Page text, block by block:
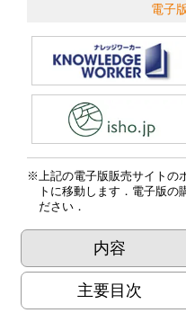
電子
上記の電子版販売サイト
トに移動します．電子版の
ださい．
内容
主要目次